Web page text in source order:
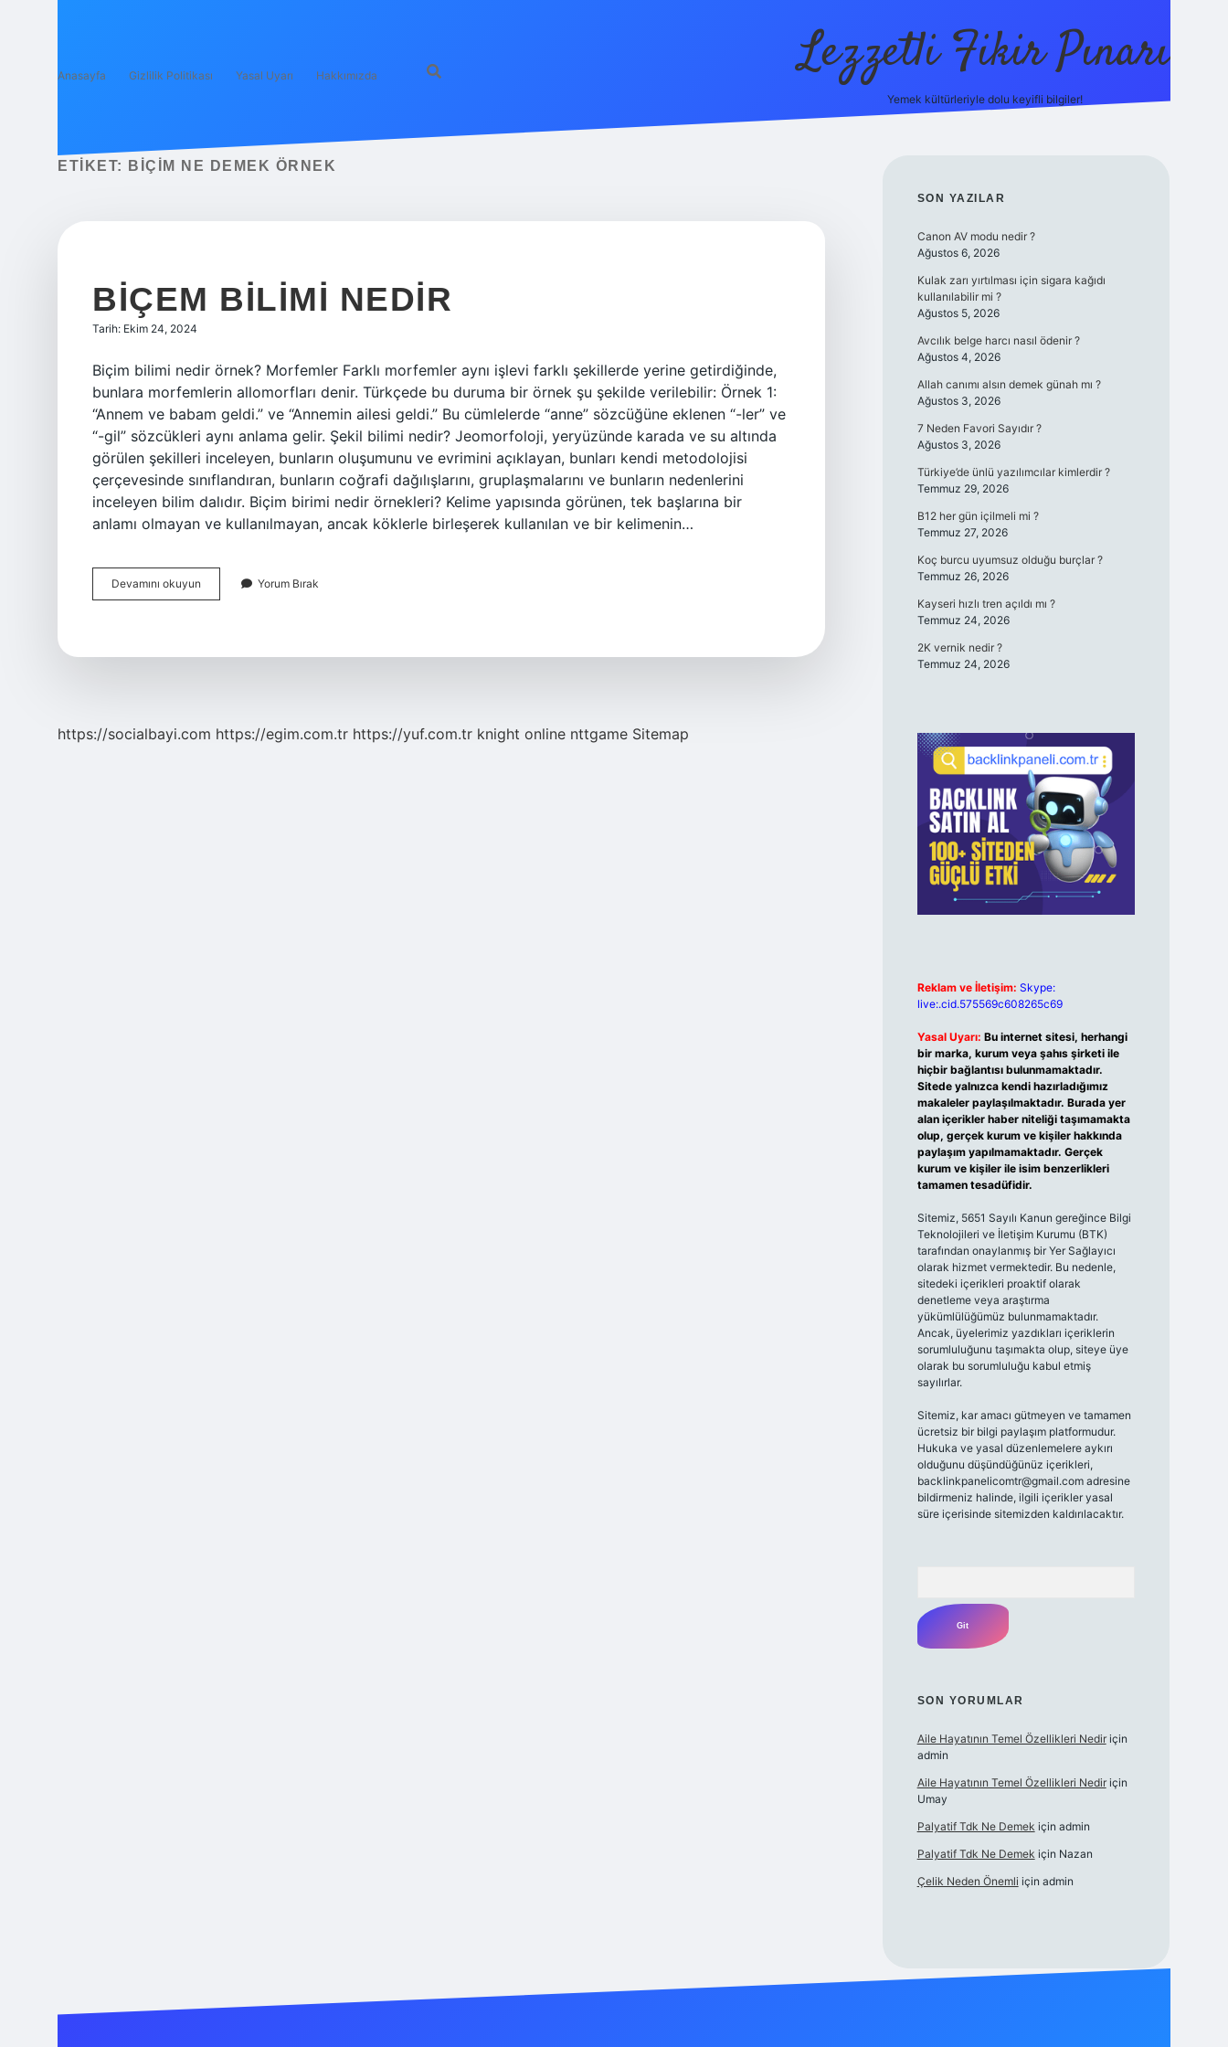
Anasayfa Gizlilik Politikası Yasal Uyarı Hakkımızda Lezzetli Fikir Pınarı
Yemek kültürleriyle dolu keyifli bilgiler!
ETIKET: BIÇIM NE DEMEK ÖRNEK
BIÇEM BILIMI NEDIR
Tarih: Ekim 24, 2024
Biçim bilimi nedir örnek? Morfemler Farklı morfemler aynı işlevi farklı şekillerde yerine getirdiğinde,
bunlara morfemlerin allomorfları denir. Türkçede bu duruma bir örnek şu şekilde verilebilir: Örnek 1:
“Annem ve babam geldi.” ve “Annemin ailesi geldi.” Bu cümlelerde “anne” sözcüğüne eklenen “-ler” ve
“-gil” sözcükleri aynı anlama gelir. Şekil bilimi nedir? Jeomorfoloji, yeryüzünde karada ve su altında
görülen şekilleri inceleyen, bunların oluşumunu ve evrimini açıklayan, bunları kendi metodolojisi
çerçevesinde sınıflandıran, bunların coğrafi dağılışlarını, gruplaşmalarını ve bunların nedenlerini
inceleyen bilim dalıdır. Biçim birimi nedir örnekleri? Kelime yapısında görünen, tek başlarına bir
anlamı olmayan ve kullanılmayan, ancak köklerle birleşerek kullanılan ve bir kelimenin…
Devamını okuyun
Bilimi
Yorum Bırak
https://socialbayi.com https://egim.com.tr https://yuf.com.tr knight online nttgame Sitemap
SIDEBAR
SON YAZILAR
Canon AV modu nedir ?
Ağustos 6, 2026
Kulak zarı yırtılması için sigara kağıdı
kullanılabilir mi ?
Ağustos 5, 2026
Avcılık belge harcı nasıl ödenir ?
Ağustos 4, 2026
Allah canımı alsın demek günah mı ?
Ağustos 3, 2026
7 Neden Favori Sayıdır ?
Ağustos 3, 2026
Türkiye’de ünlü yazılımcılar kimlerdir ?
Temmuz 29, 2026
B12 her gün içilmeli mi ?
Temmuz 27, 2026
Koç burcu uyumsuz olduğu burçlar ?
Temmuz 26, 2026
Kayseri hızlı tren açıldı mı ?
Temmuz 24, 2026
2K vernik nedir ?
Temmuz 24, 2026
Reklam ve İletişim: Skype:
live:.cid.575569c608265c69
Yasal Uyarı: Bu internet sitesi, herhangi
bir marka, kurum veya şahıs şirketi ile
hiçbir bağlantısı bulunmamaktadır.
Sitede yalnızca kendi hazırladığımız
makaleler paylaşılmaktadır. Burada yer
alan içerikler haber niteliği taşımamakta
olup, gerçek kurum ve kişiler hakkında
paylaşım yapılmamaktadır. Gerçek
kurum ve kişiler ile isim benzerlikleri
tamamen tesadüfidir.
Sitemiz, 5651 Sayılı Kanun gereğince Bilgi
Teknolojileri ve İletişim Kurumu (BTK)
tarafından onaylanmış bir Yer Sağlayıcı
olarak hizmet vermektedir. Bu nedenle,
sitedeki içerikleri proaktif olarak
denetleme veya araştırma
yükümlülüğümüz bulunmamaktadır.
Ancak, üyelerimiz yazdıkları içeriklerin
sorumluluğunu taşımakta olup, siteye üye
olarak bu sorumluluğu kabul etmiş
sayılırlar.
Sitemiz, kar amacı gütmeyen ve tamamen
ücretsiz bir bilgi paylaşım platformudur.
Hukuka ve yasal düzenlemelere aykırı
olduğunu düşündüğünüz içerikleri,
backlinkpanelicomtr@gmail.comadresine
bildirmeniz halinde, ilgili içerikler yasal
süre içerisinde sitemizden kaldırılacaktır.
SON YORUMLAR
Aile Hayatının Temel Özellikleri Nediriçin
admin
Aile Hayatının Temel Özellikleri Nediriçin
Umay
Palyatif Tdk Ne Demek için admin
Palyatif Tdk Ne Demek için Nazan
Çelik Neden Önemli için admin